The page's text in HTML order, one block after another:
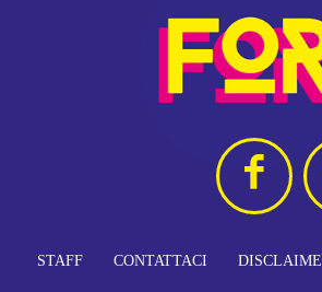
STAFF CONTATTACI